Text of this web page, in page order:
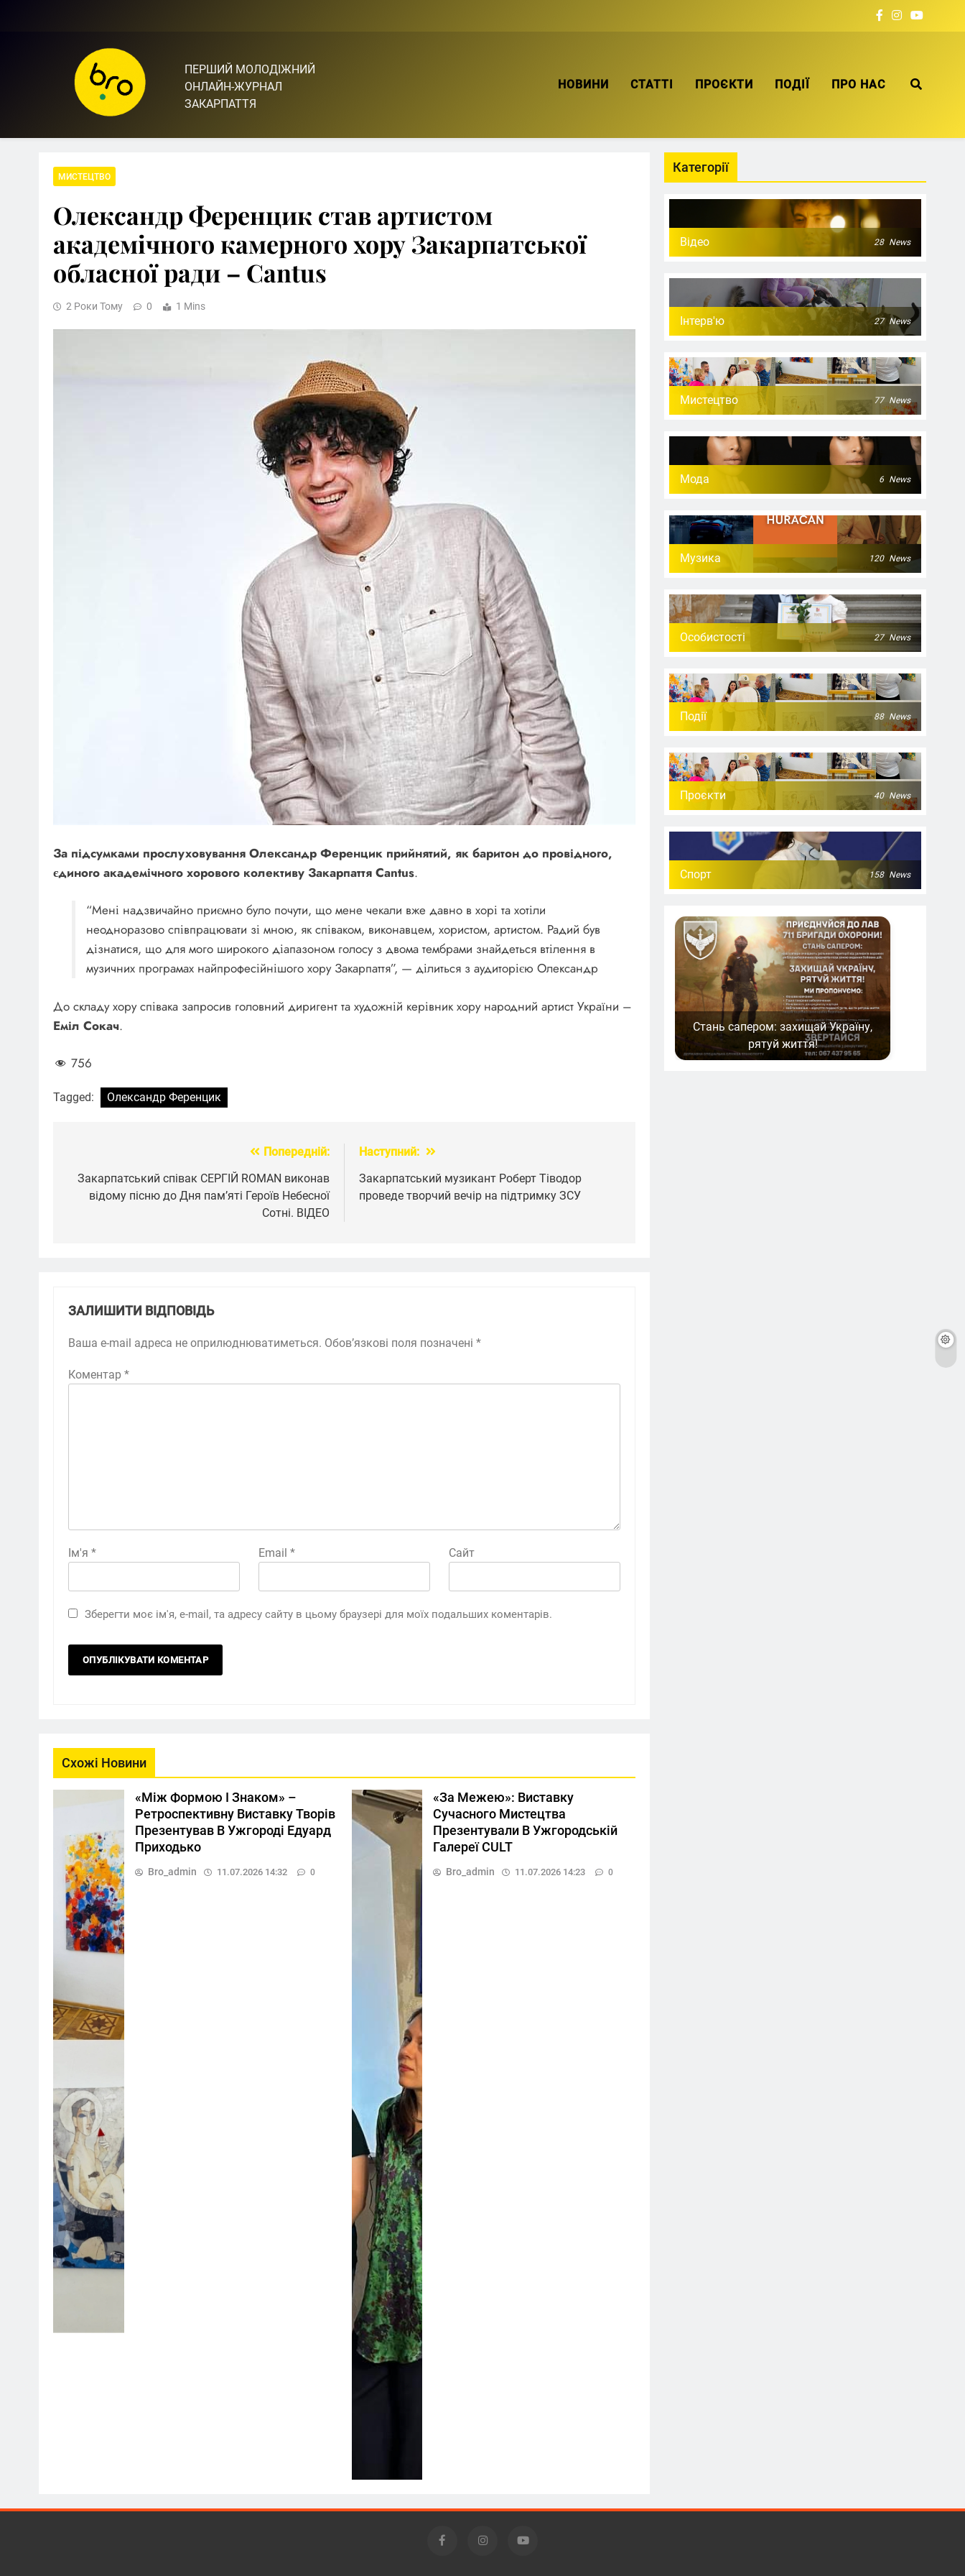
Bro.org.ua | BRO – ЦЕ ТВІЙ БРО
ПЕРШИЙ МОЛОДІЖНИЙ
ОНЛАЙН-ЖУРНАЛ
ЗАКАРПАТТЯ
НОВИНИ СТАТТІ ПРОЄКТИ ПОДІЇ ПРО НАС
МИСТЕЦТВО
Олександр Ференцик став артистом
академічного камерного хору Закарпатської
обласної ради – Cantus
2 Роки Тому 0 1 Mins
За підсумками прослуховування Олександр Ференцик прийнятий, як баритон до провідного,
єдиного академічного хорового колективу Закарпаття Cantus.
“Мені надзвичайно приємно було почути, що мене чекали вже давно в хорі та хотіли
неодноразово співпрацювати зі мною, як співаком, виконавцем, хористом, артистом. Радий був
дізнатися, що для мого широкого діапазоном голосу з двома тембрами знайдеться втілення в
музичних програмах найпрофесійнішого хору Закарпаття”, — ділиться з аудиторією Олександр
До складу хору співака запросив головний диригент та художній керівник хору народний артист України –
Еміл Сокач.
756
Tagged: Олександр Ференцик
записів
Попередній:
Закарпатський співак СЕРГІЙ ROMAN виконав
відому пісню до Дня пам’яті Героїв Небесної
Сотні. ВІДЕО
Наступний:
Закарпатський музикант Роберт Тіводор
проведе творчий вечір на підтримку ЗСУ
ЗАЛИШИТИ ВІДПОВІДЬ
Ваша e-mail адреса не оприлюднюватиметься. Обов’язкові поля позначені *
Коментар *
Ім'я * Email* Сайт
Зберегти моє ім'я, e-mail, та адресу сайту в цьому браузері для моїх подальших коментарів.
Схожі Новини
«Між Формою І Знаком» –
Ретроспективну Виставку Творів
Презентував В Ужгороді Едуард
Приходько
Bro_admin 11.07.2026 14:32 0
«За Межею»: Виставку
Сучасного Мистецтва
Презентували В Ужгородській
Галереї CULT
Bro_admin 11.07.2026 14:23 0
Категорії
Відео 28 News
Інтерв'ю 27 News
Мистецтво 77 News
Мода 6 News
Музика 120 News
Особистості 27 News
Події 88 News
Проєкти 40 News
Спорт 158 News
Стань сапером: захищай Україну,
рятуй життя!